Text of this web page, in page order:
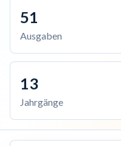
51
Ausgaben
13
Jahrgänge